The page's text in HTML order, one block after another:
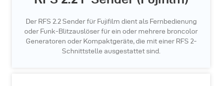
Der RFS 2.2 Sender für Fujifilm dient als Fernbedienung
oder Funk-Blitzauslöser für ein oder mehrere broncolor
Generatoren oder Kompaktgeräte, die mit einer RFS 2-
Schnittstelle ausgestattet sind.